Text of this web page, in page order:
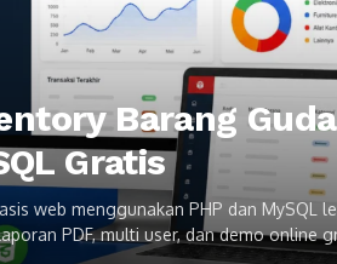
Barang
Gratis
web menggunakan PHP dan MySQL
PDF, multi user, dan demo online